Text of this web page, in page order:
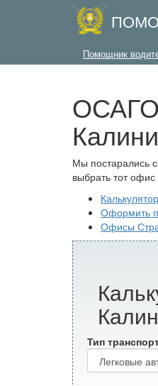
Помощник
ОСАГО
Мы постарались
выбрать тот
Оформить
Офисы
Тип